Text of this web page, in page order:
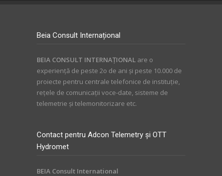
Beia Consult Internațional
BEIA CONSULT INTERNAŢIONAL are o
experienţă de peste 2o de ani și peste 10.000 de
proiecte pentru centrale telefonice de instituție,
reţele de comunicaţii voce-date, sisteme de
telemetrie și telemonitorizare etc.
Contact pentru Adcon Telemetry și OTT
Hydromet
BEIA Consult International